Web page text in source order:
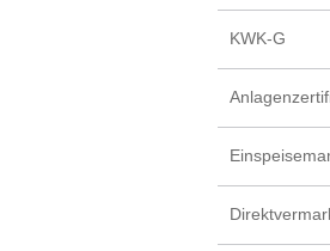
KWK-G